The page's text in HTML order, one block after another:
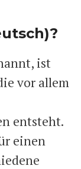
ist
vor allem
entsteht.
einen